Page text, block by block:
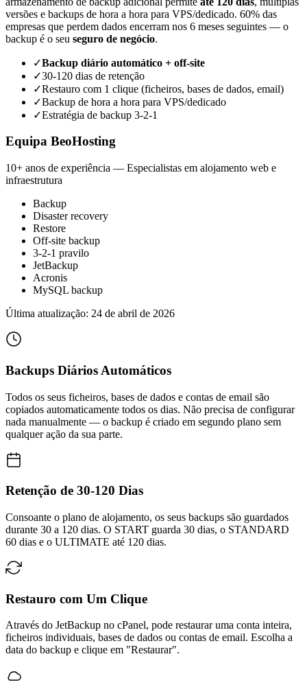
versões e backups de hora a hora para VPS/dedicado. 60% das
empresas que perdem dados encerram nos 6 meses seguintes — o
backup é o seu seguro de negócio.
✓Backup diário automático + off-site
✓30-120 dias de retenção
✓Restauro com 1 clique (ficheiros, bases de dados, email)
✓Backup de hora a hora para VPS/dedicado
✓Estratégia de backup 3-2-1
Equipa BeoHosting
10+ anos de experiência — Especialistas em alojamento web e
infraestrutura
Backup
Disaster recovery
Restore
Off-site backup
3-2-1 pravilo
JetBackup
Acronis
MySQL backup
Última atualização: 24 de abril de 2026
Backups Diários Automáticos
Todos os seus ficheiros, bases de dados e contas de email são
copiados automaticamente todos os dias. Não precisa de configurar
nada manualmente — o backup é criado em segundo plano sem
qualquer ação da sua parte.
Retenção de 30-120 Dias
Consoante o plano de alojamento, os seus backups são guardados
durante 30 a 120 dias. O START guarda 30 dias, o STANDARD
60 dias e o ULTIMATE até 120 dias.
Restauro com Um Clique
Através do JetBackup no cPanel, pode restaurar uma conta inteira,
ficheiros individuais, bases de dados ou contas de email. Escolha a
data do backup e clique em "Restaurar".